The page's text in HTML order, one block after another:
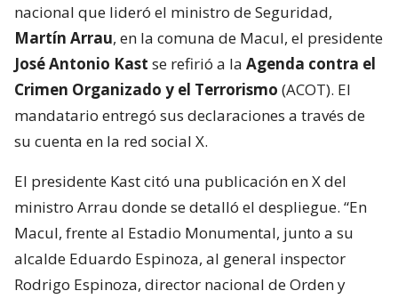
nacional que lideró el ministro de Seguridad,
Martín Arrau, en la comuna de Macul, el presidente
José Antonio Kast se refirió a la Agenda contra el
Crimen Organizado y el Terrorismo (ACOT). El
mandatario entregó sus declaraciones a través de
su cuenta en la red social X.
El presidente Kast citó una publicación en X del
ministro Arrau donde se detalló el despliegue. “En
Macul, frente al Estadio Monumental, junto a su
alcalde Eduardo Espinoza, al general inspector
Rodrigo Espinoza, director nacional de Orden y